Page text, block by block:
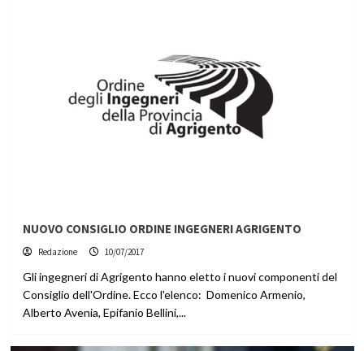
NUOVO CONSIGLIO ORDINE INGEGNERI AGRIGENTO
Redazione 10/07/2017
Gli ingegneri di Agrigento hanno eletto i nuovi componenti del
Consiglio dell'Ordine. Ecco l'elenco: Domenico Armenio,
Alberto Avenia, Epifanio Bellini,...